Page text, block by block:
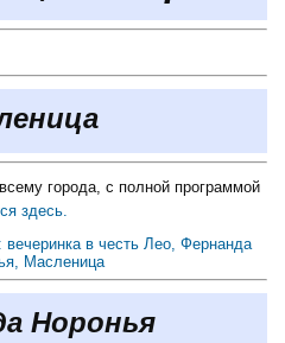
города, с полной программой
здесь.
Норонья